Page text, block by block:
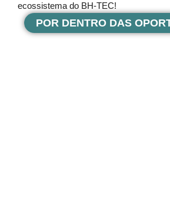
ecossistema do BH-TEC!
POR DENTRO DAS